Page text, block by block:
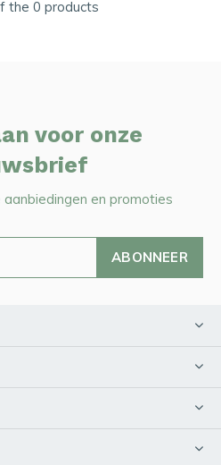
the 0 products
voor onze
en promoties
ABONNEER